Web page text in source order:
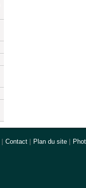
Contact Plan du site